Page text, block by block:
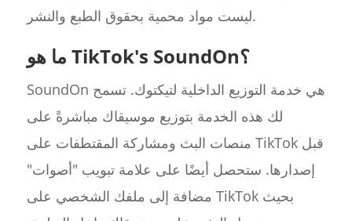
ليست مواد محمية بحقوق الطبع والنشر.
ما هو TikTok's SoundOn؟
SoundOn هي خدمة التوزيع الداخلية لتيكتوك. تسمح
لك هذه الخدمة بتوزيع موسيقاك مباشرةً على
منصات البث ومشاركة المقتطفات على TikTok قبل
إصدارها. ستحصل أيضًا على علامة تبويب "أصوات"
مضافة إلى ملفك الشخصي على TikTok بحيث